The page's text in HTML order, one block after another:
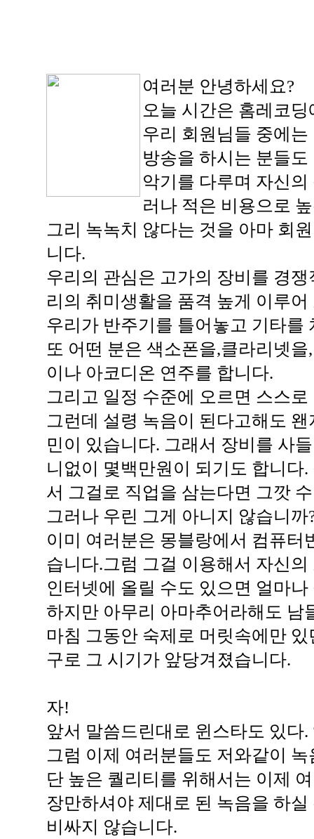
여러분 안녕하세요?
오늘 시간은 홈레코
우리 회원님들 중에
방송을 하시는 분들
악기를 다루며 자신
러나 적은 비용으로
그리 녹녹치 않다는 것을 아마 회
니다.
우리의 관심은 고가의 장비를 경
리의 취미생활을 품격 높게 이루
우리가 반주기를 틀어놓고 기타를
또 어떤 분은 색소폰을,클라리넷
이나 아코디온 연주를 합니다.
그리고 일정 수준에 오르면 스스
그런데 설령 녹음이 된다고해도
민이 있습니다. 그래서 장비를 사
니없이 몇백만원이 되기도 합니다
서 그걸로 직업을 삼는다면 그깟
그러나 우린 그게 아니지 않습니까
이미 여러분은 몽블랑에서 컴퓨
습니다.그럼 그걸 이용해서 자신
인터넷에 올릴 수도 있으면 얼마나
하지만 아무리 아마추어라해도 남
마침 그동안 숙제로 머릿속에만
구로 그 시기가 앞당겨졌습니다.
자!
앞서 말씀드린대로 윈스타도 있다
그럼 이제 여러분들도 저와같이
단 높은 퀄리티를 위해서는 이제
장만하셔야 제대로 된 녹음을 하실
비싸지 않습니다.